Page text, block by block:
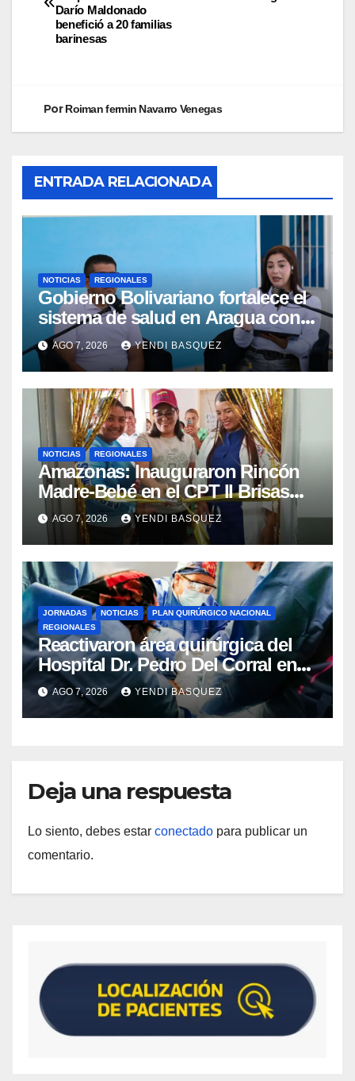
Darío Maldonado
benefició a 20 familias
barinesas
PorRoiman fermin Navarro Venegas
ENTRADA RELACIONADA
NOTICIAS REGIONALES
Gobierno Bolivariano fortalece el
sistema de salud en Aragua con
la reinauguración del CDI La Mora
AGO 7, 2026 YENDI BASQUEZ
NOTICIAS REGIONALES
​Amazonas: Inauguraron Rincón
Madre-Bebé en el CPT II Brisas
del Aeropuerto ​Inauguraron
Rincón
AGO 7, 2026 YENDI BASQUEZ
JORNADAS NOTICIAS
PLAN QUIRÚRGICO NACIONAL
REGIONALES
Reactivaron área quirúrgica del
Hospital Dr. Pedro Del Corral en
Guárico
AGO 7, 2026 YENDI BASQUEZ
Deja una respuesta
Lo siento, debes estar conectado para publicar un
comentario.